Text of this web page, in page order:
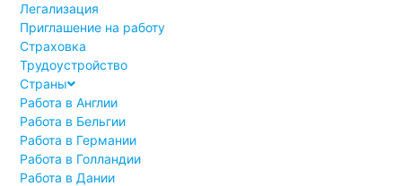
Легализация
Приглашение на работу
Страховка
Трудоустройство
Страны
Работа в Англии
Работа в Бельгии
Работа в Германии
Работа в Голландии
Работа в Дании